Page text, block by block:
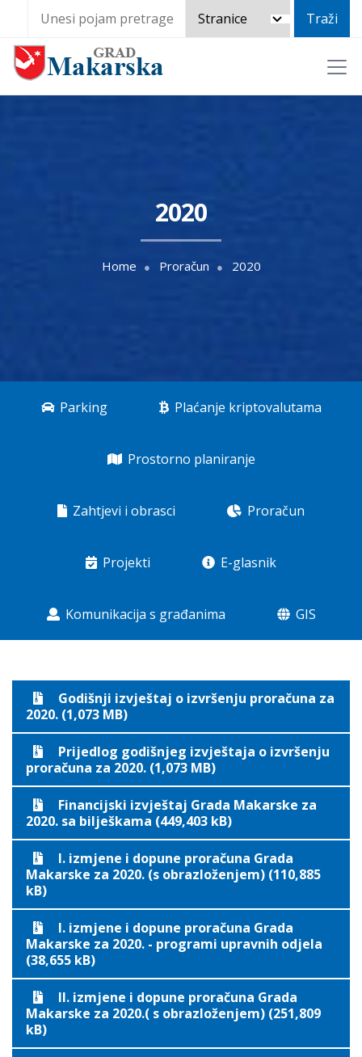
2020
Home Proračun 2020
Parking Plaćanje kriptovalutama
Prostorno planiranje
Zahtjevi i obrasci Proračun
Projekti E-glasnik
Komunikacija s građanima GIS
Godišnji izvještaj o izvršenju proračuna za
2020. (1,073 MB)
Prijedlog godišnjeg izvještaja o izvršenju
proračuna za 2020. (1,073 MB)
Financijski izvještaj Grada Makarske za
2020. sa bilješkama (449,403 kB)
I. izmjene i dopune proračuna Grada
Makarske za 2020. (s obrazloženjem) (110,885
kB)
I. izmjene i dopune proračuna Grada
Makarske za 2020. - programi upravnih odjela
(38,655 kB)
II. izmjene i dopune proračuna Grada
Makarske za 2020.( s obrazloženjem) (251,809
kB)